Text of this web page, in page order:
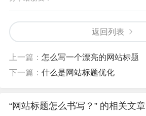
返回列表
上一篇： 怎么写一个漂亮的网站标题
下一篇： 什么是网站标题优化
“网站标题怎么书写？” 的相关文章